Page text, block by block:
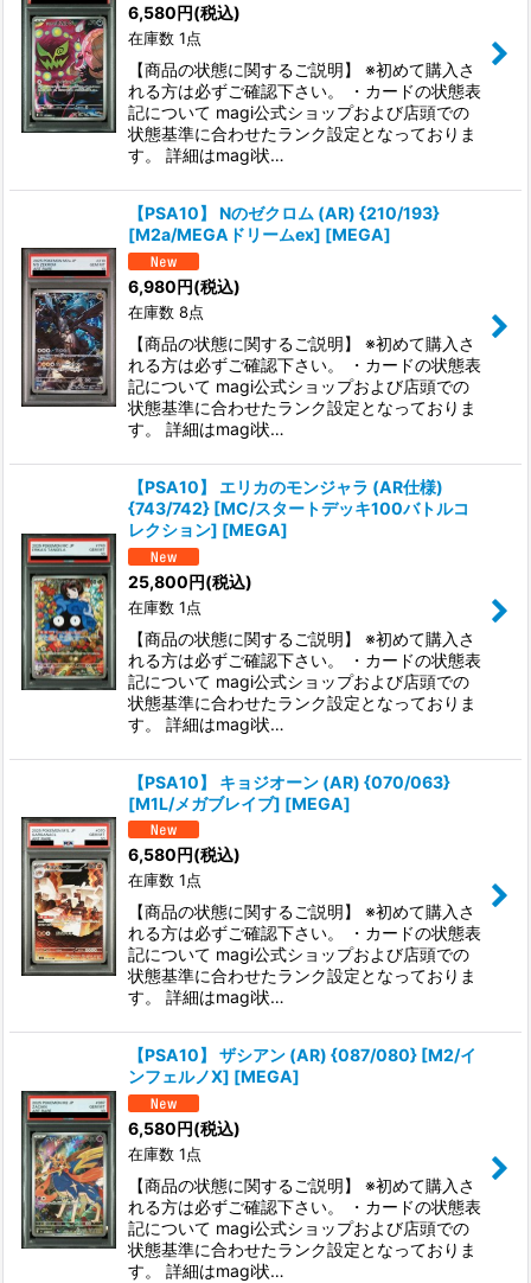
6,580円(税込)
在庫数 1点
【商品の状態に関するご説明】 ※初めて購入さ
れる方は必ずご確認下さい。 ・カードの状態表
記について magi公式ショップおよび店頭での
状態基準に合わせたランク設定となっておりま
す。 詳細はmagi状…
【PSA10】 Nのゼクロム (AR) {210/193}
[M2a/MEGAドリームex] [MEGA]
6,980円(税込)
在庫数 8点
【商品の状態に関するご説明】 ※初めて購入さ
れる方は必ずご確認下さい。 ・カードの状態表
記について magi公式ショップおよび店頭での
状態基準に合わせたランク設定となっておりま
す。 詳細はmagi状…
【PSA10】 エリカのモンジャラ (AR仕様)
{743/742} [MC/スタートデッキ100バトルコ
レクション] [MEGA]
25,800円(税込)
在庫数 1点
【商品の状態に関するご説明】 ※初めて購入さ
れる方は必ずご確認下さい。 ・カードの状態表
記について magi公式ショップおよび店頭での
状態基準に合わせたランク設定となっておりま
す。 詳細はmagi状…
【PSA10】 キョジオーン (AR) {070/063}
[M1L/メガブレイブ] [MEGA]
6,580円(税込)
在庫数 1点
【商品の状態に関するご説明】 ※初めて購入さ
れる方は必ずご確認下さい。 ・カードの状態表
記について magi公式ショップおよび店頭での
状態基準に合わせたランク設定となっておりま
す。 詳細はmagi状…
【PSA10】 ザシアン (AR) {087/080} [M2/イ
ンフェルノX] [MEGA]
6,580円(税込)
在庫数 1点
【商品の状態に関するご説明】 ※初めて購入さ
れる方は必ずご確認下さい。 ・カードの状態表
記について magi公式ショップおよび店頭での
状態基準に合わせたランク設定となっておりま
す。 詳細はmagi状…